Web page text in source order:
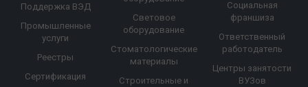
Поддержка ВЭД
Промышленные
услуги
Реестры
Сертификация
Световое
оборудование
Стоматологические
материалы
Строительные и
Социальная
франшиза
Ответственный
работодатель
Центры занятости
ВУЗов